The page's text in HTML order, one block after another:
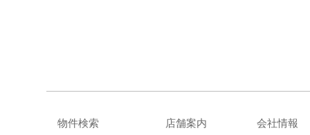
物件検索 店舗案内 会社情報